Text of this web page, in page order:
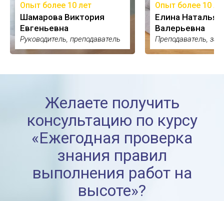
Опыт более 10 лет
Шамарова Виктория
Евгеньевна
Руководитель, преподаватель
Опыт более 10
Елина Наталья
Валерьевна
Преподаватель,
Желаете получить
консультацию по курсу
«Ежегодная проверка
знания правил
выполнения работ на
высоте»?